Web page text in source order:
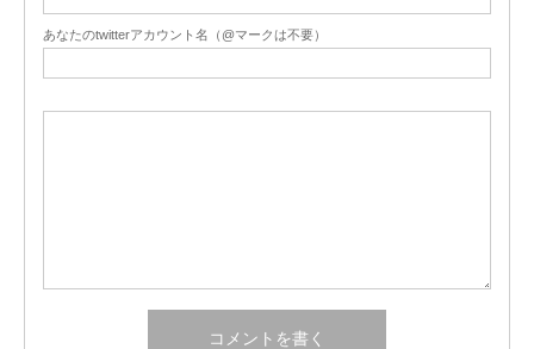
あなたのtwitterアカウント名（@マークは不要）